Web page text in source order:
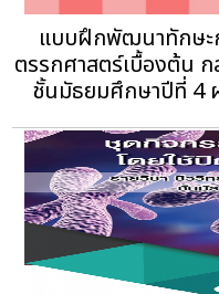
แบบฝึกพัฒนาทักษะ
ตรรกศาสตร์เบื้องต้น
ชั้นมัธยมศึกษาปีที่ 4